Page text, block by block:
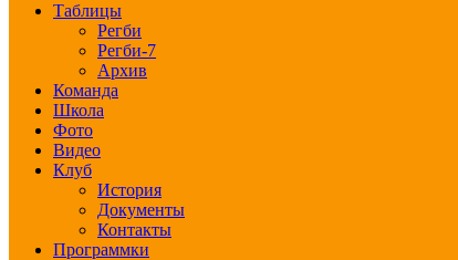
Таблицы
Регби
Регби-7
Архив
Команда
Школа
Фото
Видео
Клуб
История
Документы
Контакты
Программки